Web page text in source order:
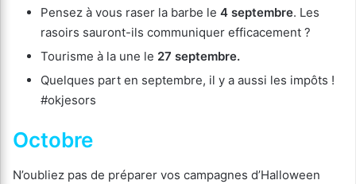
Pensez à vous raser la barbe le 4 septembre. Les
rasoirs sauront-ils communiquer efficacement ?
Tourisme à la une le 27 septembre.
Quelques part en septembre, il y a aussi les impôts !
#okjesors
Octobre
N’oubliez pas de préparer vos campagnes d’Halloween